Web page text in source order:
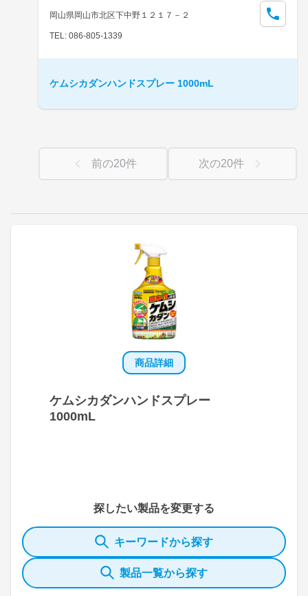
商品詳細
ケムシカダンハンドスプレー
1000mL
探したい製品を変更する
キーワードから探す
製品一覧から探す
岡山県岡山市北区下中野１２１７－２
TEL: 086-805-1339
ケムシカダンハンドスプレー 1000mL
前の20件 次の20件